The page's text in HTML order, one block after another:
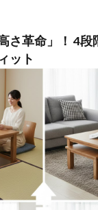
さ革命」！ 4段
ット